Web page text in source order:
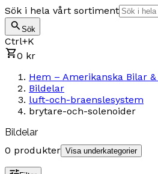
Sök i hela vårt sortiment
Sök
Ctrl+K
0 kr
Hem – Amerikanska Bilar
Bildelar
luft-och-braenslesystem
brytare-och-solenoider
Bildelar
0 produkter Visa underkategorier